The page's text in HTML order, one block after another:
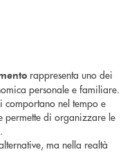
rappresenta uno dei
personale e familiare.
comportano nel tempo e
permette di organizzare le
ma nella realtà